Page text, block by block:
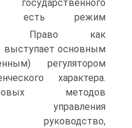
есть режим
Право как
выступает основным
регулятором
характера.
методов
управления
руководство,